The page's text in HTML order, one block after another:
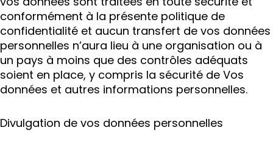
conformément à la présente politique de
confidentialité et aucun transfert de vos données
personnelles n’aura lieu à une organisation ou à
un pays à moins que des contrôles adéquats
soient en place, y compris la sécurité de Vos
données et autres informations personnelles.
Divulgation de vos données personnelles